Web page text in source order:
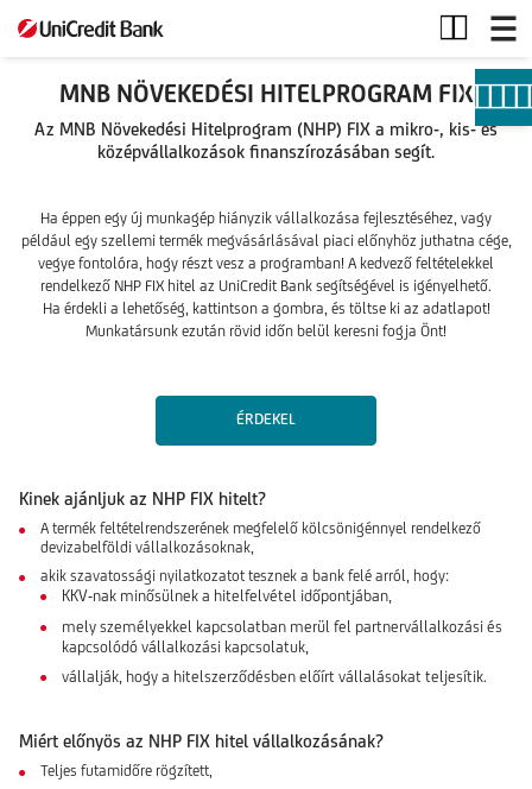
MNB
Növekedési
MNB NÖVEKEDÉSI HITELPROGRAM FIX
Az MNB Növekedési Hitelprogram (NHP) FIX a mikro-, kis- és
középvállalkozások finanszírozásában segít.
Ha éppen egy új munkagép hiányzik vállalkozása fejlesztéséhez, vagy
például egy szellemi termék megvásárlásával piaci előnyhöz juthatna cége,
vegye fontolóra, hogy részt vesz a programban! A kedvező feltételekkel
rendelkező NHP FIX hitel az UniCredit Bank segítségével is igényelhető.
Ha érdekli a lehetőség, kattintson a gombra, és töltse ki az adatlapot!
Munkatársunk ezután rövid időn belül keresni fogja Önt!
ÉRDEKEL
Kinek ajánljuk az NHP FIX hitelt?
A termék feltételrendszerének megfelelő kölcsönigénnyel rendelkező
devizabelföldi vállalkozásoknak,
akik szavatossági nyilatkozatot tesznek a bank felé arról, hogy:
KKV-nak minősülnek a hitelfelvétel időpontjában,
mely személyekkel kapcsolatban merül fel partnervállalkozási és
kapcsolódó vállalkozási kapcsolatuk,
vállalják, hogy a hitelszerződésben előírt vállalásokat teljesítik.
Miért előnyös az NHP FIX hitel vállalkozásának?
Teljes futamidőre rögzített,